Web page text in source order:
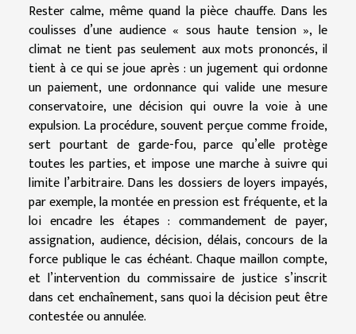
Rester calme, même quand la pièce chauffe. Dans les
coulisses d’une audience « sous haute tension », le
climat ne tient pas seulement aux mots prononcés, il
tient à ce qui se joue après : un jugement qui ordonne
un paiement, une ordonnance qui valide une mesure
conservatoire, une décision qui ouvre la voie à une
expulsion. La procédure, souvent perçue comme froide,
sert pourtant de garde-fou, parce qu’elle protège
toutes les parties, et impose une marche à suivre qui
limite l’arbitraire. Dans les dossiers de loyers impayés,
par exemple, la montée en pression est fréquente, et la
loi encadre les étapes : commandement de payer,
assignation, audience, décision, délais, concours de la
force publique le cas échéant. Chaque maillon compte,
et l’intervention du commissaire de justice s’inscrit
dans cet enchaînement, sans quoi la décision peut être
contestée ou annulée.